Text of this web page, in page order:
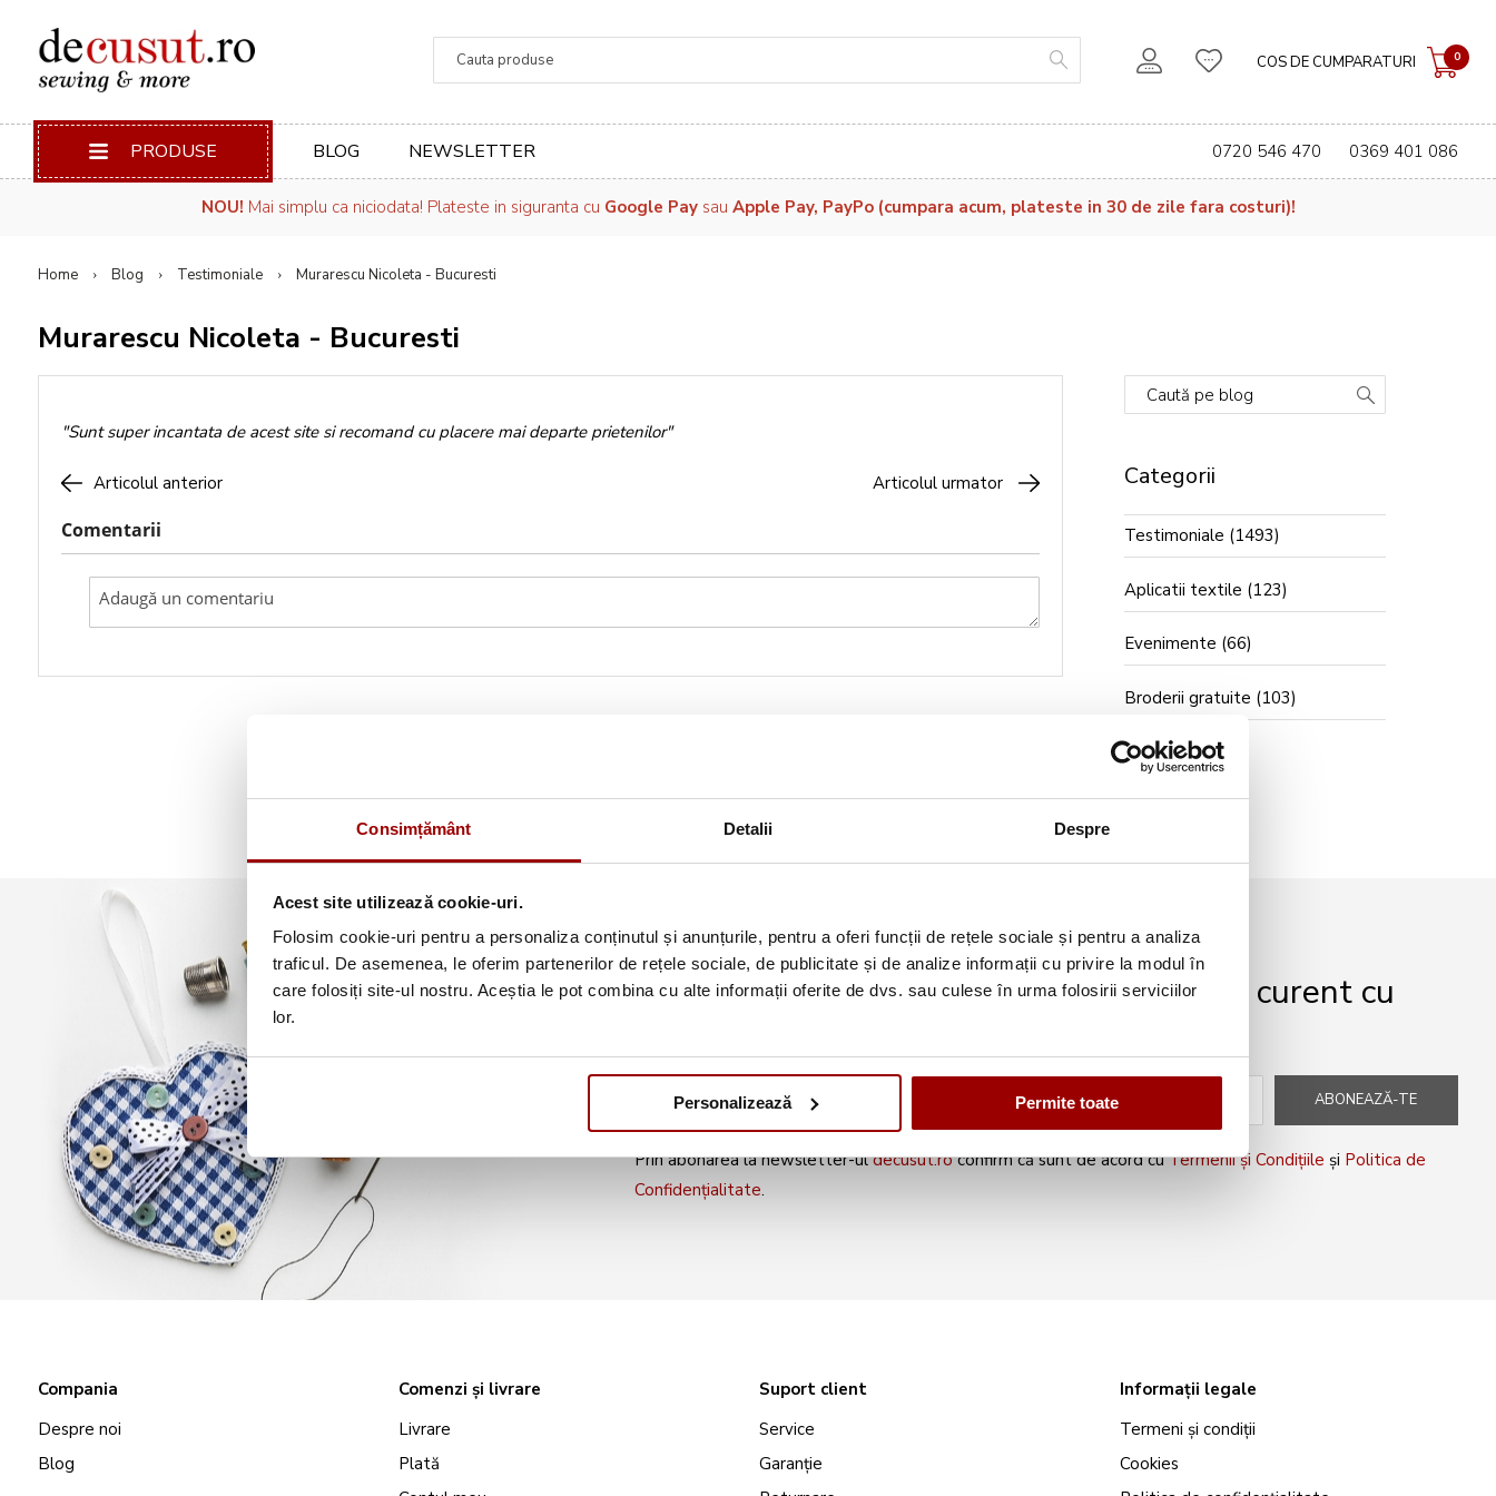
Consimțământ Detalii Despre
Acest site utilizează cookie-uri.
Folosim cookie-uri pentru a personaliza conținutul și anunțurile, pentru a oferi funcții de rețele sociale și pentru a analiza
traficul. De asemenea, le oferim partenerilor de rețele sociale, de publicitate și de analize informații cu privire la modul în
care folosiți site-ul nostru. Aceștia le pot combina cu alte informații oferite de dvs. sau culese în urma folosirii serviciilor
lor.
Personalizează Permite toate
COS DE CUMPARATURI 0
PRODUSE BLOG NEWSLETTER 0720 546 470 0369 401 086
NOU! Mai simplu ca niciodata! Plateste in siguranta cu Google Paysau Apple Pay, PayPo (cumpara acum, plateste in 30 de zile fara costuri)!
Home Blog Testimoniale Murarescu Nicoleta - Bucuresti
Murarescu Nicoleta - Bucuresti
"Sunt super incantata de acest site si recomand cu placere mai departe prietenilor"
Articolul anterior Articolul urmator
Comentarii
Caută pe blog
Categorii
Testimoniale (1493)
Aplicatii textile (123)
Evenimente (66)
Broderii gratuite (103)
Abonează-te la newsletter și fii mereu la curent cu
ABONEAZĂ-TE
Prin abonarea la newsletter-uldecusut.roconfirm că sunt de acord cuTermenii și Condițiile și Politica de
Confidențialitate.
Compania
Despre noi
Blog
Comenzi și livrare
Livrare
Plată
Suport client
Service
Garanție
Informații legale
Termeni și condiții
Cookies